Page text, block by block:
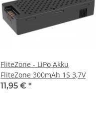
FliteZone - LiPo Akku
FliteZone 300mAh 1S 3,7V
11,95 € *